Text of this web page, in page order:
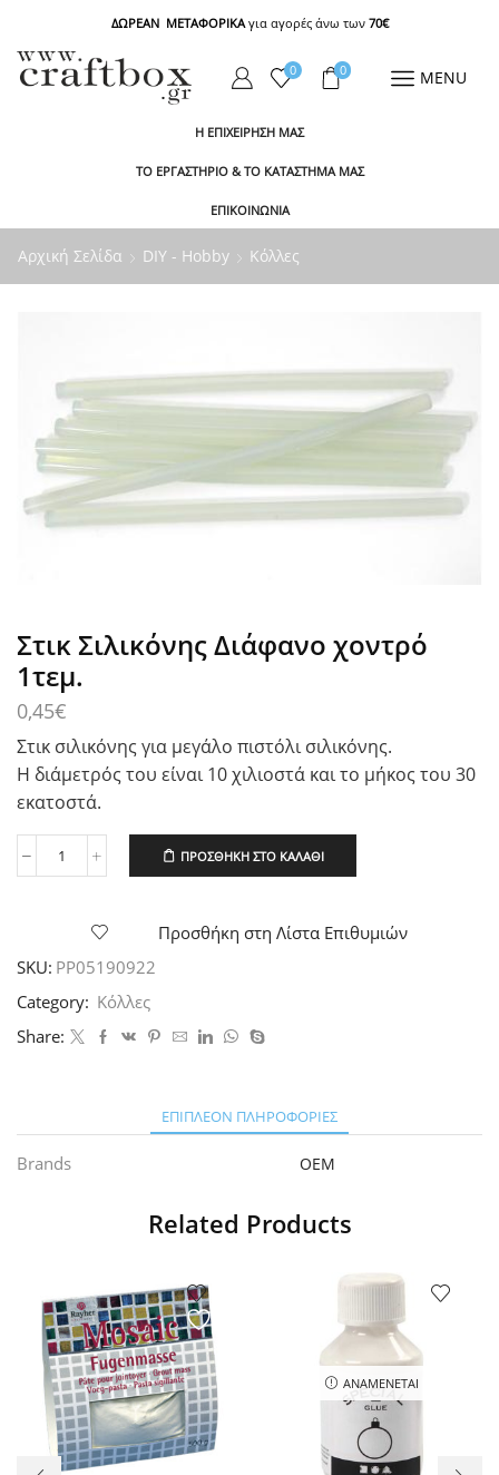
ΔΩΡΕΑΝ ΜΕΤΑΦΟΡΙΚΑγια αγορές άνω των 70€
0 0 MENU
Η ΕΠΙΧΕΙΡΗΣΗ ΜΑΣ
ΤΟ ΕΡΓΑΣΤΗΡΙΟ & ΤΟ ΚΑΤΑΣΤΗΜΑ ΜΑΣ
ΕΠΙΚΟΙΝΩΝΙΑ
Αρχική Σελίδα DIY - Hobby Κόλλες
Στικ Σιλικόνης Διάφανο χοντρό
1τεμ.
0,45€
Στικ σιλικόνης για μεγάλο πιστόλι σιλικόνης.
Η διάμετρός του είναι 10 χιλιοστά και το μήκος του 30
εκατοστά.
Στικ
χοντρό
ποσότητα
ΠΡΟΣΘΉΚΗ ΣΤΟ ΚΑΛΆΘΙ
Προσθήκη στη Λίστα Επιθυμιών
SKU: PP05190922
Category: Κόλλες
Share:
ΕΠΙΠΛΈΟΝ ΠΛΗΡΟΦΟΡΊΕΣ
Brands OEM
Related Products
ΑΝΑΜΈΝΕΤΑΙ